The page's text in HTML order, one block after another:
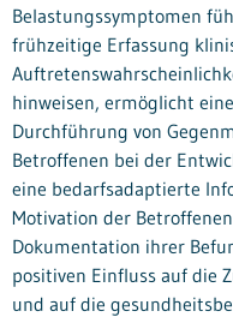
Belastungssymptomen
frühzeitige Erfassung
hinweisen, ermöglicht
Durchführung von
Betroffenen bei der
eine bedarfsadaptierte
Motivation der
Dokumentation ihrer
positiven Einfluss auf die
und auf die